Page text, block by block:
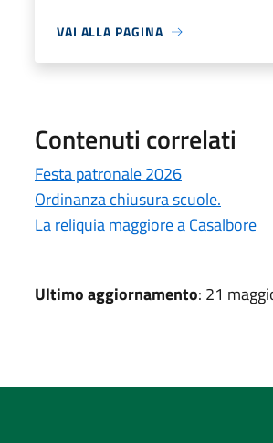
VAI ALLA PAGINA
Contenuti correlati
Festa patronale 2026
Ordinanza chiusura scuole.
La reliquia maggiore a Casalbore
Ultimo aggiornamento: 21